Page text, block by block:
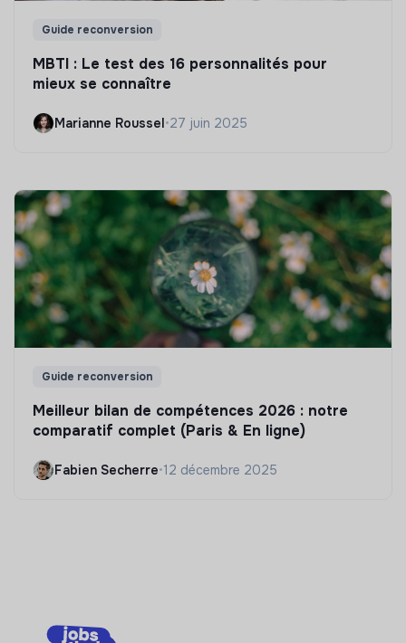
Guide reconversion
MBTI : Le test des 16 personnalités pour
mieux se connaître
Marianne Roussel•27 juin 2025
Guide reconversion
Meilleur bilan de compétences 2026 : notre
comparatif complet (Paris & En ligne)
Fabien Secherre•12 décembre 2025